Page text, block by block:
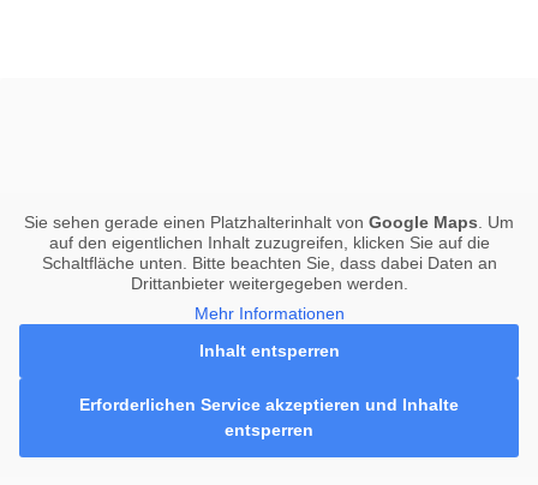
Sie sehen gerade einen Platzhalterinhalt von Google Maps . Um
auf den eigentlichen Inhalt zuzugreifen, klicken Sie auf die
Schaltfläche unten. Bitte beachten Sie, dass dabei Daten an
Drittanbieter weitergegeben werden.
Mehr Informationen
Inhalt entsperren
Erforderlichen Service akzeptieren und Inhalte
entsperren